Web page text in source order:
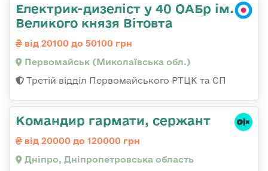
Електрик-дизеліст у 40 ОАБр ім.
Великого князя Вітовта
від 20100 до 50100 грн
Первомайськ (Миколаївська обл.)
Третій відділ Первомайського РТЦК та СП
Командир гармати, сержант
від 20000 до 120000 грн
Дніпро, Дніпропетровська область